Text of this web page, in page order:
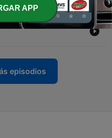
las raíces del Sionismo
episodios
APP